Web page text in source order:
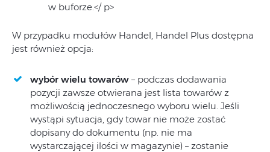
w buforze.</ p>
W przypadku modułów Handel, Handel Plus dostępna
jest również opcja:
wybór wielu towarów – podczas dodawania
pozycji zawsze otwierana jest lista towarów z
możliwością jednoczesnego wyboru wielu. Jeśli
wystąpi sytuacja, gdy towar nie może zostać
dopisany do dokumentu (np. nie ma
wystarczającej ilości w magazynie) – zostanie